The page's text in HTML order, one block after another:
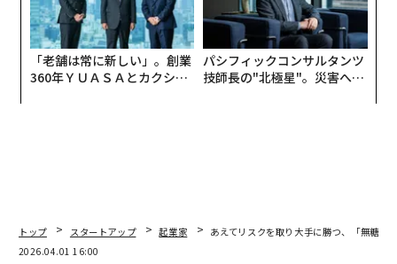
「老舗は常に新しい」。創業
360年ＹＵＡＳＡとカクシン
パシフィックコンサルタンツ
技師長の"北極星"。災害への
トップ スタートアップ 起業家
あえてリスクを取り大手に勝つ、「無糖・
2026.04.01 16:00